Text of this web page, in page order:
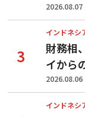
2026.08.07
インドネシ
財務相
イから
2026.08.06
インドネシ